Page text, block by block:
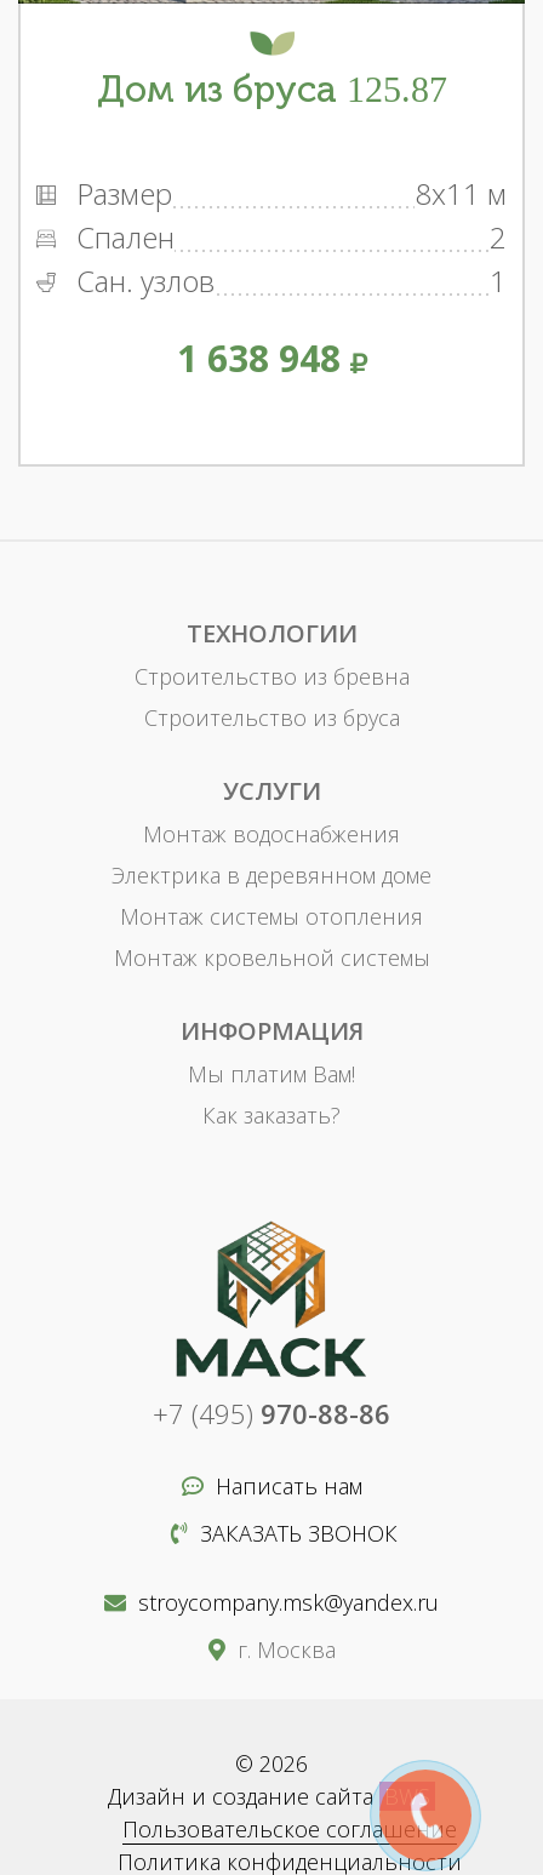
Дом из бруса 125.87
Размер
8x11 м
Спален
2
Сан. узлов
1
1 638 948
ТЕХНОЛОГИИ
Строительство из бревна
Строительство из бруса
УСЛУГИ
Монтаж водоснабжения
Электрика в деревянном доме
Монтаж системы отопления
Монтаж кровельной системы
ИНФОРМАЦИЯ
Мы платим Вам!
Как заказать?
+7 (495) 970-88-86
Написать нам
ЗАКАЗАТЬ ЗВОНОК
stroycompany.msk@yandex.ru
г. Москва
© 2026
Дизайн и создание сайтаBWS
Пользовательское соглашение
Политика конфиденциальности